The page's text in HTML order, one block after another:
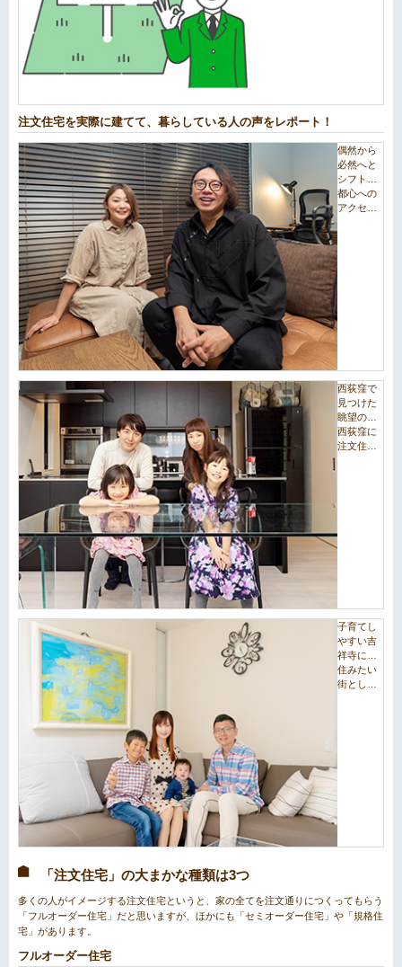
注文住宅を実際に建てて、暮らしている人の声をレポート！
「注文住宅」の大まかな種類は3つ
多くの人がイメージする注文住宅というと、家の全てを注文通りにつくってもらう
「フルオーダー住宅」だと思いますが、ほかにも「セミオーダー住宅」や「規格住
宅」があります。
フルオーダー住宅